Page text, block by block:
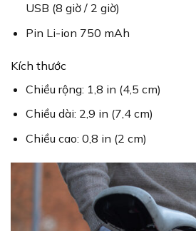
USB (8 giờ / 2 giờ)
Pin Li-ion 750 mAh
Kích thước
Chiều rộng: 1,8 in (4,5 cm)
Chiều dài: 2,9 in (7,4 cm)
Chiều cao: 0,8 in (2 cm)